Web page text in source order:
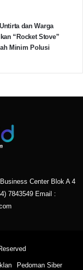
dan Warga
“Rocket Stove”
Minim Polusi
Center Blok A 4
7843549 Email :
Pedoman Siber